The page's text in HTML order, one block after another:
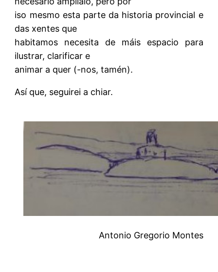
iso mesmo esta parte da historia provincial e
das xentes que
habitamos necesita de máis espacio para
ilustrar, clarificar e
animar a quer (-nos, tamén).
Así que, seguirei a chiar.
Antonio Gregorio Montes